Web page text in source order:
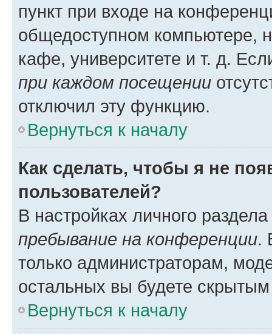
пункт при входе на
общедоступном компьютере,
кафе, университете и т. д.
при каждом посещении
отключил эту функцию.
Вернуться к началу
Как сделать, чтобы я не
пользователей?
В настройках личного
пребывание на конференции.
только администраторам,
остальных вы будете
Вернуться к началу